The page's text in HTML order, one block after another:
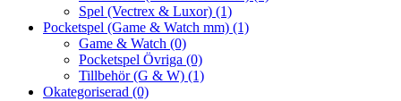
Spel (Vectrex & Luxor) (1)
Pocketspel (Game & Watch mm) (1)
Game & Watch (0)
Pocketspel Övriga (0)
Tillbehör (G & W) (1)
Okategoriserad (0)